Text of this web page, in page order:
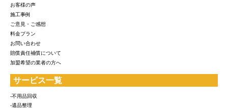
お客様の声
施工事例
ご意見・ご感想
料金プラン
お問い合わせ
賠償責任補償について
加盟希望の業者の方へ
サービス一覧
-不用品回収
-遺品整理